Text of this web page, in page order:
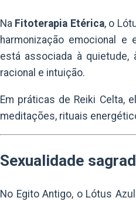
Na Fitoterapia Etérica, o
harmonização emocional e
está associada à quietude,
racional e intuição.
Em práticas de Reiki Celta,
meditações, rituais
Sexualidade
No Egito Antigo, o Lótus